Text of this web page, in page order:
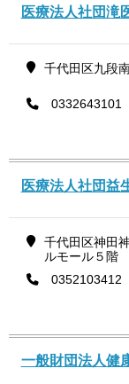
医療法人社団滝
千代田区九段
0332643101
医療法人社団益
千代田区神田
ルモール５階
0352103412
一般財団法人健